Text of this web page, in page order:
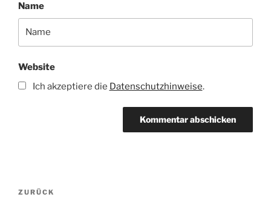
Name
Website
Ich akzeptiere die Datenschutzhinweise.
Beitragsnavigation
Vorheriger
ZURÜCK